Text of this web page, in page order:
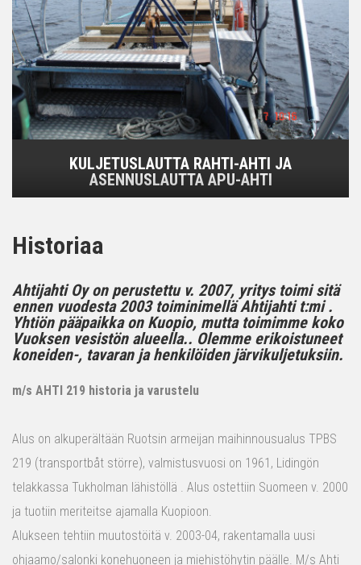
KULJETUSLAUTTA RAHTI-AHTI JA
ASENNUSLAUTTA APU-AHTI
Historiaa
Ahtijahti Oy on perustettu v. 2007, yritys toimi sitä
ennen vuodesta 2003 toiminimellä Ahtijahti t:mi .
Yhtiön pääpaikka on Kuopio, mutta toimimme koko
Vuoksen vesistön alueella.. Olemme erikoistuneet
koneiden-, tavaran ja henkilöiden järvikuljetuksiin.
m/s AHTI 219 historia ja varustelu
Alus on alkuperältään Ruotsin armeijan maihinnousualus TPBS
219 (transportbåt större), valmistusvuosi on 1961, Lidingön
telakkassa Tukholman lähistöllä . Alus ostettiin Suomeen v. 2000
ja tuotiin meriteitse ajamalla Kuopioon.
Alukseen tehtiin muutostöitä v. 2003-04, rakentamalla uusi
ohjaamo/salonki konehuoneen ja miehistöhytin päälle. M/s Ahti